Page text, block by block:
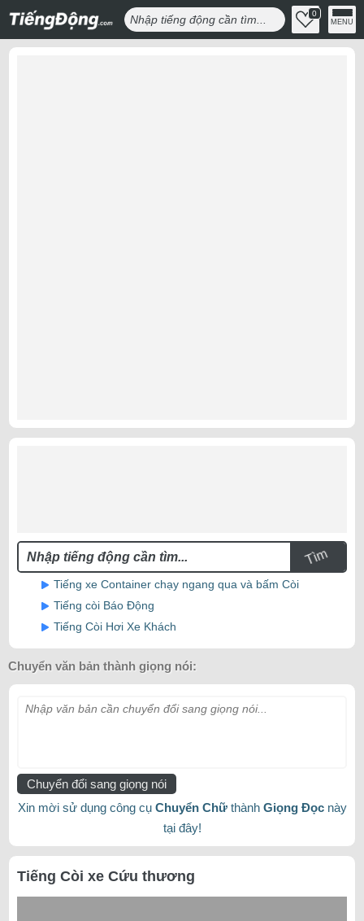
0
MENU
Tìm
Tiếng xe Container chạy ngang qua và bấm Còi
Tiếng còi Báo Động
Tiếng Còi Hơi Xe Khách
Chuyển văn bản thành giọng nói:
Nhập văn bản cần chuyển đổi sang giọng nói...
Chuyển đổi sang giọng nói
Xin mời sử dụng công cụ Chuyển Chữthành Giọng Đọcnày
tại đây!
Tiếng Còi xe Cứu thương